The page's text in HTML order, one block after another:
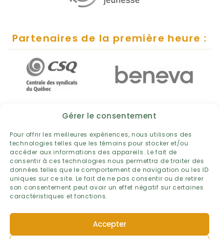
Gérer le consentement
Pour offrir les meilleures expériences, nous utilisons des
technologies telles que les témoins pour stocker et/ou
accéder aux informations des appareils. Le fait de
consentir à ces technologies nous permettra de traiter des
données telles que le comportement de navigation ou les ID
uniques sur ce site. Le fait de ne pas consentir ou de retirer
son consentement peut avoir un effet négatif sur certaines
caractéristiques et fonctions.
Accepter
Partenaires de la première heure :
TERMES ET CONDITIONS